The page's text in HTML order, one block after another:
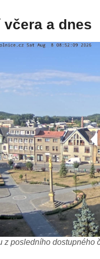
a dnes
z posledního dostupného